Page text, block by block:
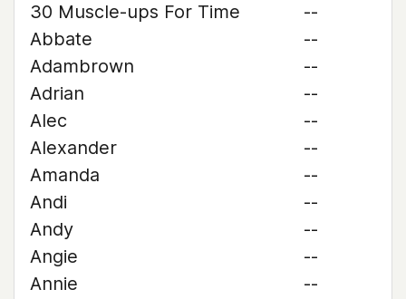
30 Muscle-ups For Time
--
Abbate
--
Adambrown
--
Adrian
--
Alec
--
Alexander
--
Amanda
--
Andi
--
Andy
--
Angie
--
Annie
--